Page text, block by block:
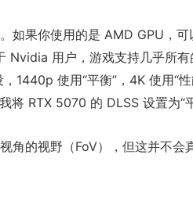
如果你使用的是 AMD GPU，可
Nvidia 用户，游戏支持几乎所
1440p 使用“平衡”，4K 使用“
RTX 5070 的 DLSS 设置为“平
角的视野（FoV），但这并不会